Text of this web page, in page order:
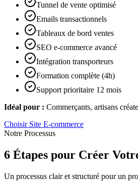
Tunnel de vente optimisé
Emails transactionnels
Tableaux de bord ventes
SEO e-commerce avancé
Intégration transporteurs
Formation complète (4h)
Support prioritaire 12 mois
Idéal pour : Commerçants, artisans
Choisir Site E-commerce
Notre Processus
6 Étapes pour Créer
Un processus clair et structuré pour un